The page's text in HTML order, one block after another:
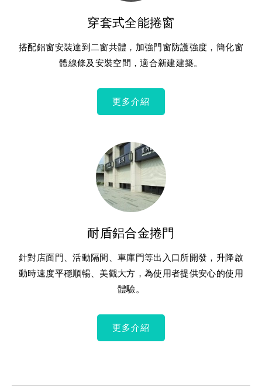
穿套式全能捲窗
搭配鋁窗安裝達到二窗共體，加強門窗防護強度，簡化窗
體線條及安裝空間，適合新建建築。
更多介紹
耐盾鋁合金捲門
針對店面門、活動隔間、車庫門等出入口所開發，升降啟
動時速度平穩順暢、美觀大方，為使用者提供安心的使用
體驗。
更多介紹